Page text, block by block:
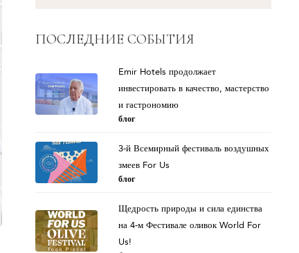
ПОСЛЕДНИЕ СОБЫТИЯ
Emir Hotels продолжает
инвестировать в качество, мастерство
и гастрономию
блог
3-й Всемирный фестиваль воздушных
змеев For Us
блог
Щедрость природы и сила единства
на 4-м Фестивале оливок World For
Us!